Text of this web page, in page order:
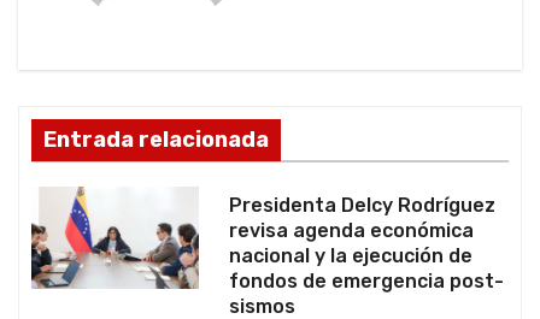
e
n
t
r
Entrada relacionada
Presidenta Delcy Rodríguez
revisa agenda económica
nacional y la ejecución de
fondos de emergencia post-
sismos